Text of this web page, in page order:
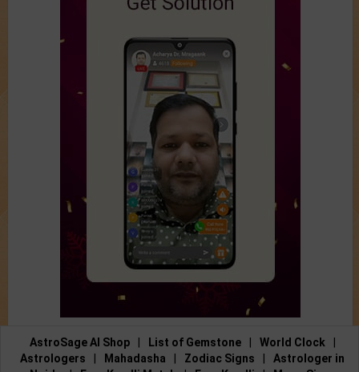
AstroSage AI Shop List of Gemstone World Clock
Astrologers
Mahadasha Zodiac Signs
Astrologer in